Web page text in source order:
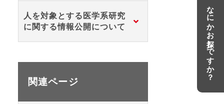
なにかお探しですか？
人を対象とする医学系研究
に関する情報公開について
関連ページ